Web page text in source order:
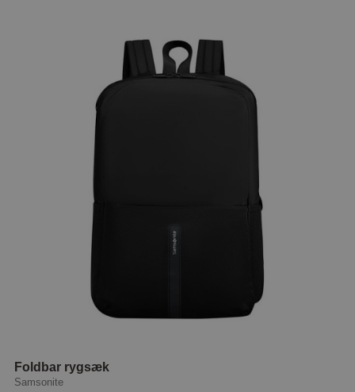
Foldbar rygsæk
Samsonite